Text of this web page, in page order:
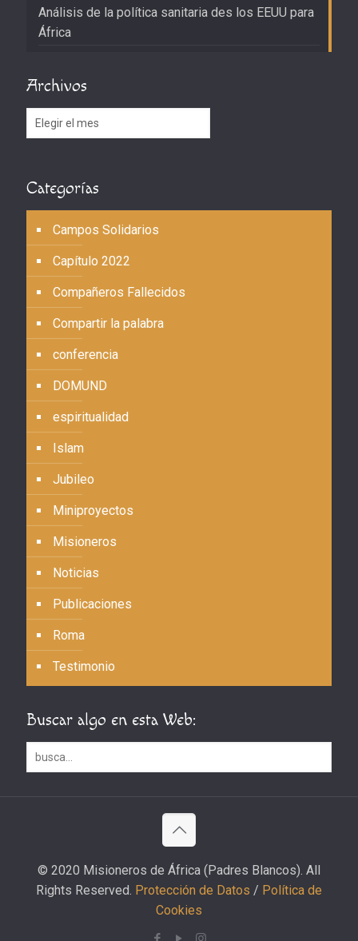
Análisis de la política sanitaria des los EEUU para
África
Archivos
Archivos
Categorías
Campos Solidarios
Capítulo 2022
Compañeros Fallecidos
Compartir la palabra
conferencia
DOMUND
espiritualidad
Islam
Jubileo
Miniproyectos
Misioneros
Noticias
Publicaciones
Roma
Testimonio
Buscar algo en esta Web:
© 2020 Misioneros de África (Padres Blancos). All
Rights Reserved. Protección de Datos / Política de
Cookies